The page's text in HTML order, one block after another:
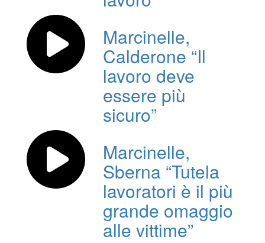
Marcinelle,
Calderone “Il
lavoro deve
essere più
sicuro”
Marcinelle,
Sberna “Tutela
lavoratori è il più
grande omaggio
alle vittime”